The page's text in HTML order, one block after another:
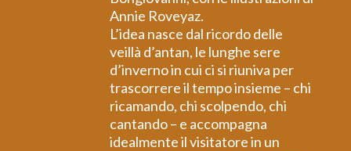
Annie Roveyaz.
L’idea nasce dal ricordo delle
veillà d’antan, le lunghe sere
d’inverno in cui ci si riuniva per
trascorrere il tempo insieme – chi
ricamando, chi scolpendo, chi
cantando – e accompagna
idealmente il visitatore in un